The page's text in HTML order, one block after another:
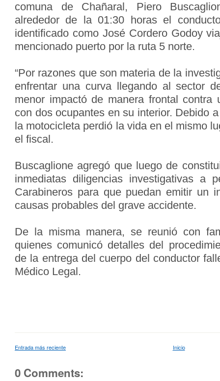
comuna de Chañaral, Piero
alrededor de la 01:30 horas el
identificado como José Cordero Godoy
mencionado puerto por la ruta 5 norte.
“Por razones que son materia de la
enfrentar una curva llegando al sector
menor impactó de manera frontal contra
con dos ocupantes en su interior. Debido
la motocicleta perdió la vida en el mismo
el fiscal.
Buscaglione agregó que luego de
inmediatas diligencias investigativas a
Carabineros para que puedan emitir un
causas probables del grave accidente.
De la misma manera, se reunió con
quienes comunicó detalles del
de la entrega del cuerpo del conductor
Médico Legal.
Entrada más reciente Inicio
0 Comments: